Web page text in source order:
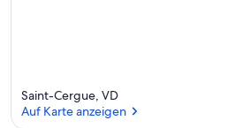
Saint-Cergue, VD
Auf Karte anzeigen